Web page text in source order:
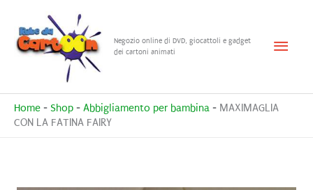
contenuto
Negozio online di DVD, giocattoli e gadget
dei cartoni animati
Menu
Home - Shop - Abbigliamento per bambina - MAXIMAGLIA
CON LA FATINA FAIRY